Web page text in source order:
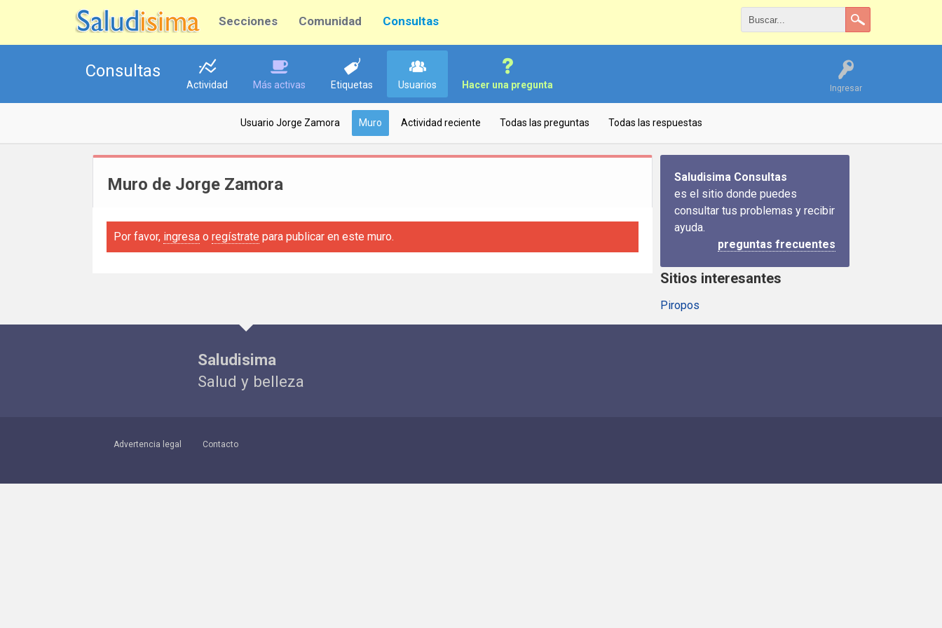
Secciones Comunidad Consultas
Ingresar
Consultas
Actividad Más activas Etiquetas Usuarios Hacer una pregunta
Usuario Jorge Zamora Muro Actividad reciente Todas las preguntas Todas las respuestas
Muro de Jorge Zamora
Por favor, ingresa o regístrate para publicar en este muro.
Saludisima Consultas
es el sitio donde puedes
consultar tus problemas y recibir
ayuda.
preguntas frecuentes
Sitios interesantes
Piropos
Saludisima
Salud y belleza
Advertencia legal Contacto